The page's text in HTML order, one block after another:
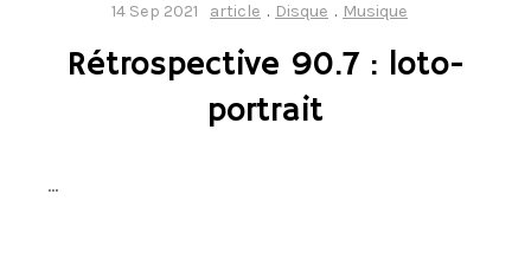
14 Sep 2021 article . Disque . Musique
Rétrospective 90.7 : loto-
portrait
…